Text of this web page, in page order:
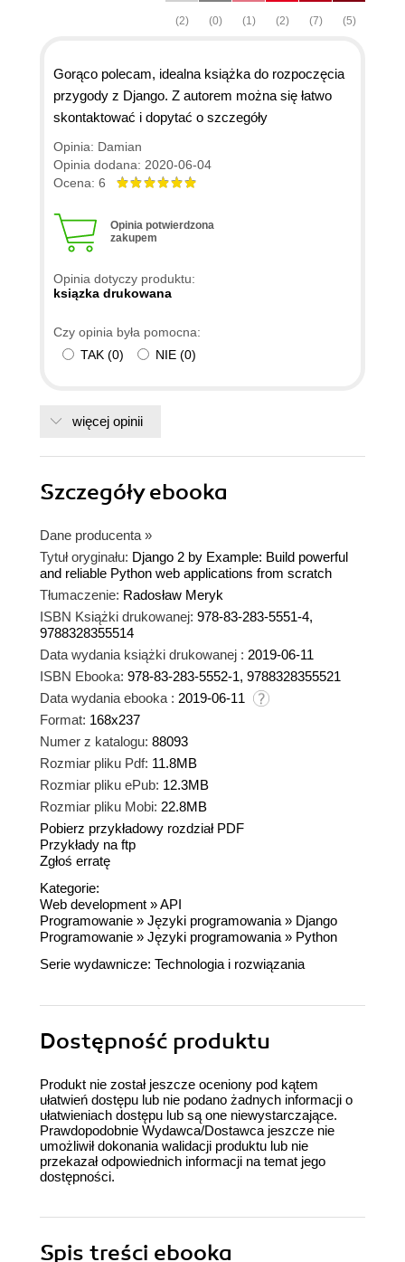
(5)
(7)
(2)
(1)
(0)
(2)
Gorąco polecam, idealna książka do rozpoczęcia
przygody z Django. Z autorem można się łatwo
skontaktować i dopytać o szczegóły
Opinia: Damian
Opinia dodana: 2020-06-04
Ocena: 6
Opinia potwierdzona
zakupem
Opinia dotyczy produktu:
ksiązka drukowana
Czy opinia była pomocna:
TAK (0) NIE (0)
więcej opinii
Szczegółyebooka
Dane producenta »
Tytuł oryginału: Django 2 by Example: Build powerful
and reliable Python web applications from scratch
Tłumaczenie: Radosław Meryk
ISBN Książki drukowanej: 978-83-283-5551-4,
9788328355514
Data wydania książki drukowanej : 2019-06-11
ISBN Ebooka: 978-83-283-5552-1, 9788328355521
Data wydania ebooka : 2019-06-11
Format: 168x237
Numer z katalogu: 88093
Rozmiar pliku Pdf: 11.8MB
Rozmiar pliku ePub: 12.3MB
Rozmiar pliku Mobi: 22.8MB
Pobierz przykładowy rozdział PDF
Przykłady na ftp
Zgłoś erratę
Kategorie:
Web development »API
Programowanie » Języki programowania » Django
Programowanie » Języki programowania » Python
Serie wydawnicze: Technologia i rozwiązania
Dostępność produktu
Produkt nie został jeszcze oceniony pod kątem
ułatwień dostępu lub nie podano żadnych informacji o
ułatwieniach dostępu lub są one niewystarczające.
Prawdopodobnie Wydawca/Dostawca jeszcze nie
umożliwił dokonania walidacji produktu lub nie
przekazał odpowiednich informacji na temat jego
dostępności.
Spis treści ebooka